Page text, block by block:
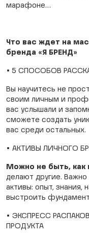
марафоне…
Что вас ждет на
бренда «Я БРЕНД»
• 5 СПОСОБОВ
Вы научитесь не
своим личным и
вас услышали и
сможете создать
вас среди остальных.
• АКТИВЫ ЛИЧНОГО
Можно не быть, как
делают другие.
активы: опыт, знания,
выстроить
• ЭКСПРЕСС
ПРОДУКТА